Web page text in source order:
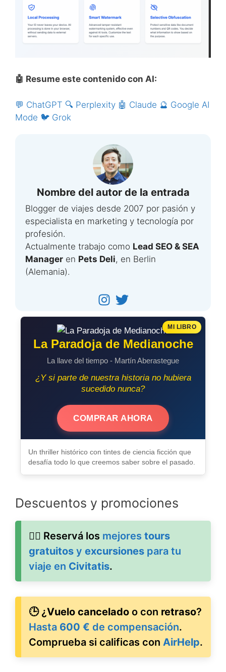
🤖 Resume este contenido con AI:
💬 ChatGPT 🔍 Perplexity 🤖 Claude 🔮 Google AI
Mode 🐦 Grok
Nombre del autor de la entrada
Blogger de viajes desde 2007 por pasión y
especialista en marketing y tecnología por
profesión.
Actualmente trabajo como Lead SEO & SEA
Manager en Pets Deli, en Berlin
(Alemania).
MI LIBRO
La Paradoja de Medianoche
La llave del tiempo - Martín Aberastegue
¿Y si parte de nuestra historia no hubiera
sucedido nunca?
COMPRAR AHORA
Un thriller histórico con tintes de ciencia ficción que
desafía todo lo que creemos saber sobre el pasado.
Descuentos y promociones
🚶‍♂️ Reservá los mejores tours
gratuitos y excursiones para tu
viaje en Civitatis.
🕒 ¿Vuelo cancelado o con retraso?
Hasta 600 € de compensación.
Comprueba si calificas con AirHelp.